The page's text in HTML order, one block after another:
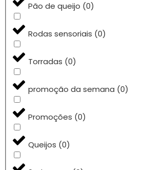
Pão de queijo (0)
Rodas sensoriais (0)
Torradas (0)
promoção da semana (0)
Promoções (0)
Queijos (0)